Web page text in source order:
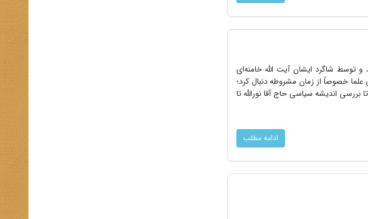
توسط شاگرد ایشان آیت الله خامنه‌اى
خصوصاً از زمان مشروطه دنبال کرد؛
اندیشه سیاسى حاج آقا نورالله تا
ادامه مطلب